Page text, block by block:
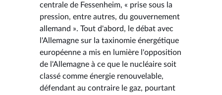
centrale de Fessenheim, « prise sous la
pression, entre autres, du gouvernement
allemand ». Tout d'abord, le débat avec
l'Allemagne sur la taxinomie énergétique
européenne a mis en lumière l'opposition
de l'Allemagne à ce que le nucléaire soit
classé comme énergie renouvelable,
défendant au contraire le gaz, pourtant